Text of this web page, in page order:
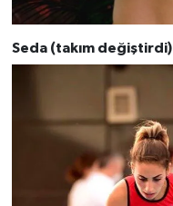
Seda (takım değiştirdi)